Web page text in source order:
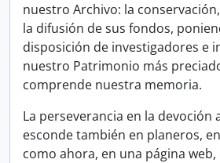
nuestro Archivo: la
la difusión de sus fondos,
disposición de investigadores e
nuestro Patrimonio más
comprende nuestra memoria.
La perseverancia en la devoción
esconde también en planeros,
como ahora, en una página web,